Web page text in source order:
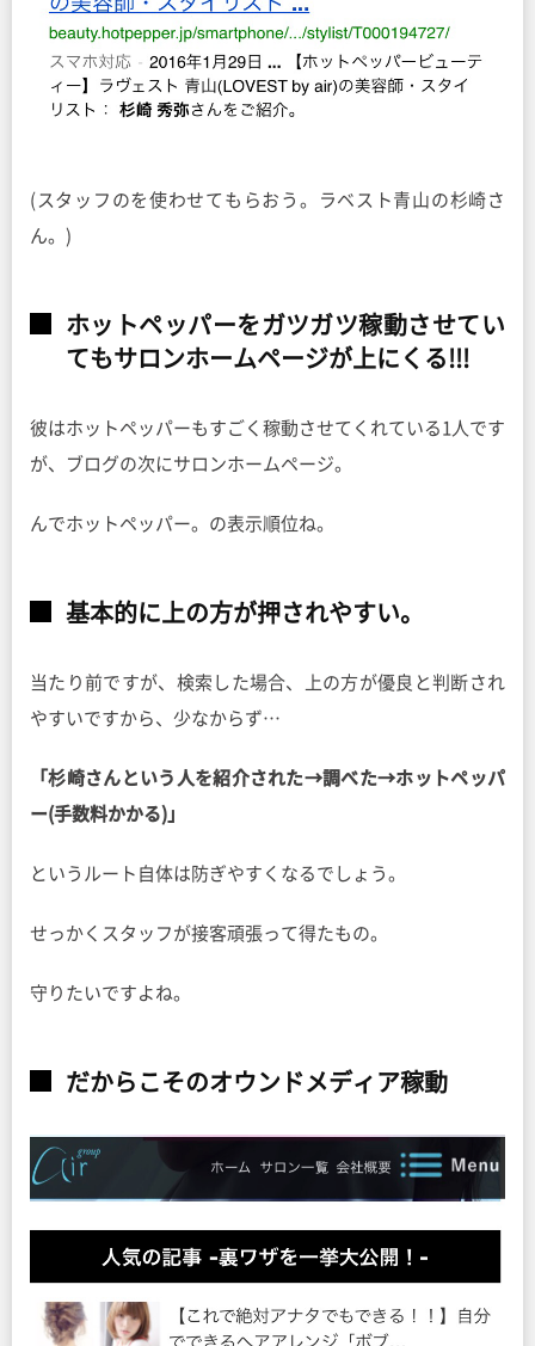
(スタッフのを使わせてもらおう。ラベスト青山の杉崎さ
ん。)
ホットペッパーをガツガツ稼動させてい
てもサロンホームページが上にくる!!!
彼はホットペッパーもすごく稼動させてくれている1人です
が、ブログの次にサロンホームページ。
んでホットペッパー。の表示順位ね。
基本的に上の方が押されやすい。
当たり前ですが、検索した場合、上の方が優良と判断され
やすいですから、少なからず…
「杉崎さんという人を紹介された→調べた→ホットペッパ
ー(手数料かかる)」
というルート自体は防ぎやすくなるでしょう。
せっかくスタッフが接客頑張って得たもの。
守りたいですよね。
だからこそのオウンドメディア稼動